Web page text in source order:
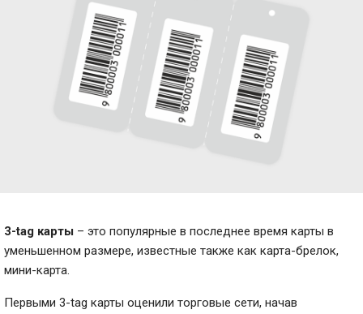
3-tag карты – это популярные в последнее время карты в
уменьшенном размере, известные также как карта-брелок,
мини-карта.
Первыми 3-tag карты оценили торговые сети, начав